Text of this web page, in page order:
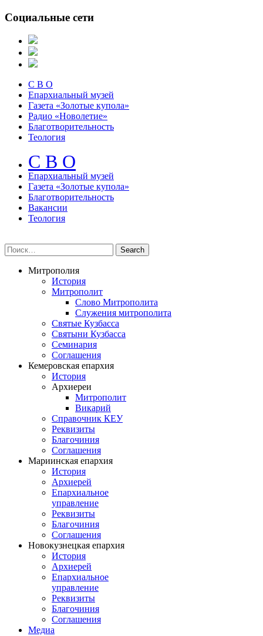
Социальные сети
С В О
Епархиальный музей
Газета «Золотые купола»
Радио «Новолетие»
Благотворительность
Теология
С В О
Епархиальный музeй
Газета «Золотые купола»
Благотворительность
Вакансии
Теология
Митрополия
История
Митрополит
Слово Митрополита
Служения митрополита
Святые Кузбасса
Святыни Кузбасса
Семинария
Соглашения
Кемеровская епархия
История
Архиереи
Митрополит
Викарий
Справочник КЕУ
Реквизиты
Благочиния
Соглашения
Мариинская епархия
История
Архиерей
Епархиальное
управление
Реквизиты
Благочиния
Соглашения
Новокузнецкая епархия
История
Архиерей
Епархиальное
управление
Реквизиты
Благочиния
Соглашения
Медиа